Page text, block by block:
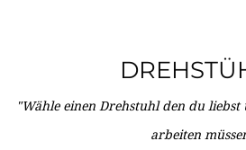
"Wähle einen Drehstuhl den du
arbeiten